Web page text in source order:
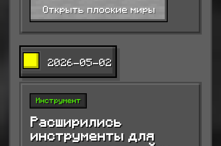
Открыть плоские миры
2026-05-02
Инструмент
Расширились
инструменты для